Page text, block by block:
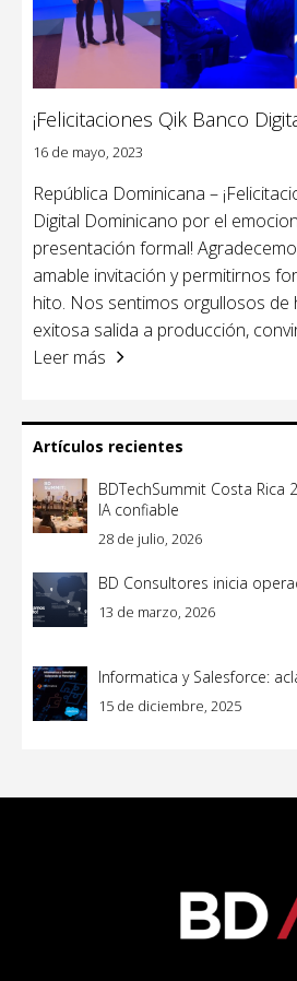
¡Felicitaciones Qik Banco
16 de mayo, 2023
República Dominicana –
Digital Dominicano por el
presentación formal!
amable invitación y permitirnos
hito. Nos sentimos orgullosos de
exitosa salida a producción,
Leer más
Artículos recientes
BDTechSummit Costa Rica
IA confiable
28 de julio, 2026
BD Consultores inicia
13 de marzo, 2026
Informatica y Salesforce:
15 de diciembre, 2025